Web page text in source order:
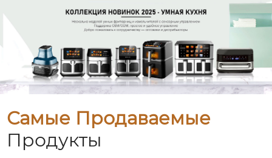
Самые Продаваемые
Продукты